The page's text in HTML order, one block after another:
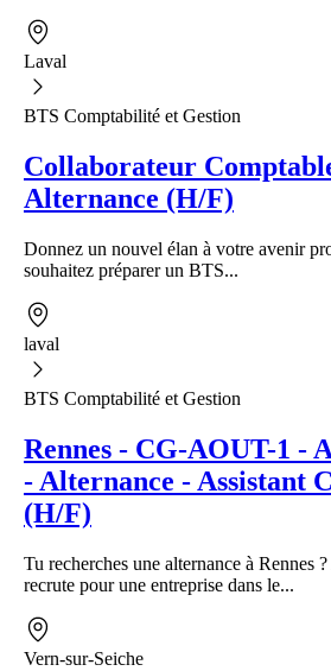
Laval
BTS Comptabilité et Gestion
Collaborateur
Alternance (H/F)
Donnez un nouvel élan à votre avenir
souhaitez préparer un BTS...
laval
BTS Comptabilité et Gestion
Rennes - CG-AOUT-1 -
- Alternance - Assistant
(H/F)
Tu recherches une alternance à Rennes
recrute pour une entreprise dans le...
Vern-sur-Seiche